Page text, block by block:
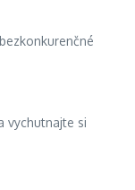
vychutnajte si